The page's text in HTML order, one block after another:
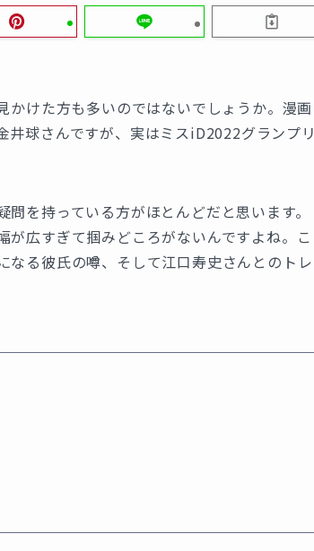
けた方も多いのではないでしょうか。漫画
球さんですが、実はミスiD2022グランプリ
を持っている方がほとんどだと思います。
広すぎて掴みどころがないんですよね。こ
なる彼氏の噂、そして江口寿史さんとのトレ